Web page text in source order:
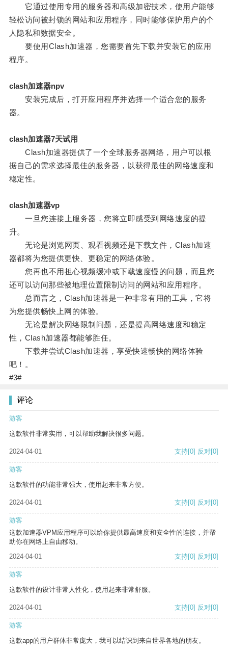
它通过使用专用的服务器和高级加密技术，使用户能够
轻松访问被封锁的网站和应用程序，同时能够保护用户的个
人隐私和数据安全。
要使用Clash加速器，您需要首先下载并安装它的应用
程序。
clash加速器npv
安装完成后，打开应用程序并选择一个适合您的服务
器。
clash加速器7天试用
Clash加速器提供了一个全球服务器网络，用户可以根
据自己的需求选择最佳的服务器，以获得最佳的网络速度和
稳定性。
clash加速器vp
一旦您连接上服务器，您将立即感受到网络速度的提
升。
无论是浏览网页、观看视频还是下载文件，Clash加速
器都将为您提供更快、更稳定的网络体验。
您再也不用担心视频缓冲或下载速度慢的问题，而且您
还可以访问那些被地理位置限制访问的网站和应用程序。
总而言之，Clash加速器是一种非常有用的工具，它将
为您提供畅快上网的体验。
无论是解决网络限制问题，还是提高网络速度和稳定
性，Clash加速器都能够胜任。
下载并尝试Clash加速器，享受快速畅快的网络体验
吧！。
#3#
评论
游客
这款软件非常实用，可以帮助我解决很多问题。
2024-04-01 支持[0] 反对[0]
游客
这款软件的功能非常强大，使用起来非常方便。
2024-04-01 支持[0] 反对[0]
游客
这款加速器VPM应用程序可以给你提供最高速度和安全性的连接，并帮
助你在网络上自由移动。
2024-04-01
支持[0] 反对[0]
游客
这款软件的设计非常人性化，使用起来非常舒服。
2024-04-01 支持[0] 反对[0]
游客
这款app的用户群体非常庞大，我可以结识到来自世界各地的朋友。